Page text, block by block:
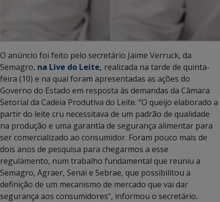
O anúncio foi feito pelo secretário Jaime Verruck, da
Semagro, na Live do Leite, realizada na tarde de quinta-
feira (10) e na qual foram apresentadas as ações do
Governo do Estado em resposta às demandas da Câmara
Setorial da Cadeia Produtiva do Leite. “O queijo elaborado a
partir do leite cru necessitava de um padrão de qualidade
na produção e uma garantia de segurança alimentar para
ser comercializado ao consumidor. Foram pouco mais de
dois anos de pesquisa para chegarmos a esse
regulamento, num trabalho fundamental que reuniu a
Semagro, Agraer, Senai e Sebrae, que possibilitou a
definição de um mecanismo de mercado que vai dar
segurança aos consumidores”, informou o secretário.